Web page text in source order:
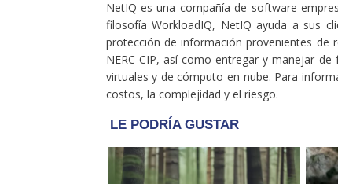
NetIQ es una compañía de software
filosofía WorkloadIQ, NetIQ ayuda a sus
protección de información provenientes de
NERC CIP, así como entregar y manejar
virtuales y de cómputo en nube. Para
costos, la complejidad y el riesgo.